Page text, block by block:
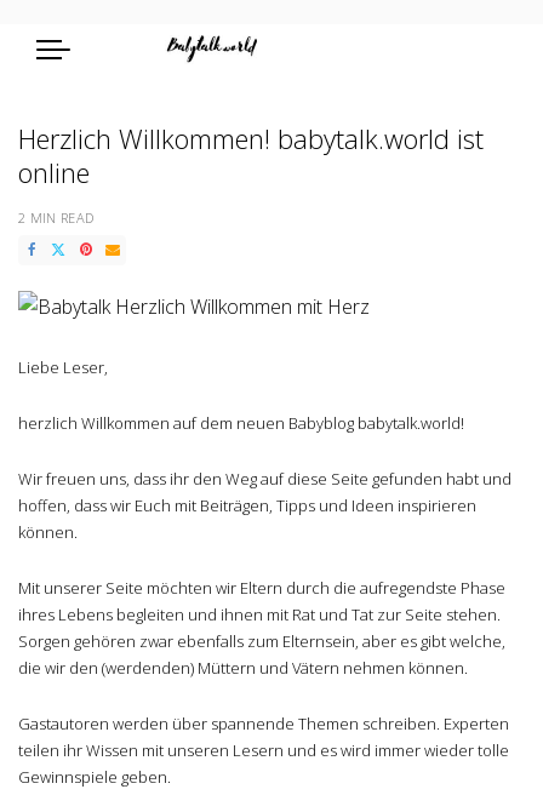
Herzlich Willkommen! babytalk.world ist
online
2 MIN READ
Liebe Leser,
herzlich Willkommen auf dem neuen Babyblog babytalk.world!
Wir freuen uns, dass ihr den Weg auf diese Seite gefunden habt und
hoffen, dass wir Euch mit Beiträgen, Tipps und Ideen inspirieren
können.
Mit unserer Seite möchten wir Eltern durch die aufregendste Phase
ihres Lebens begleiten und ihnen mit Rat und Tat zur Seite stehen.
Sorgen gehören zwar ebenfalls zum Elternsein, aber es gibt welche,
die wir den (werdenden) Müttern und Vätern nehmen können.
Gastautoren werden über spannende Themen schreiben. Experten
teilen ihr Wissen mit unseren Lesern und es wird immer wieder tolle
Gewinnspiele geben.